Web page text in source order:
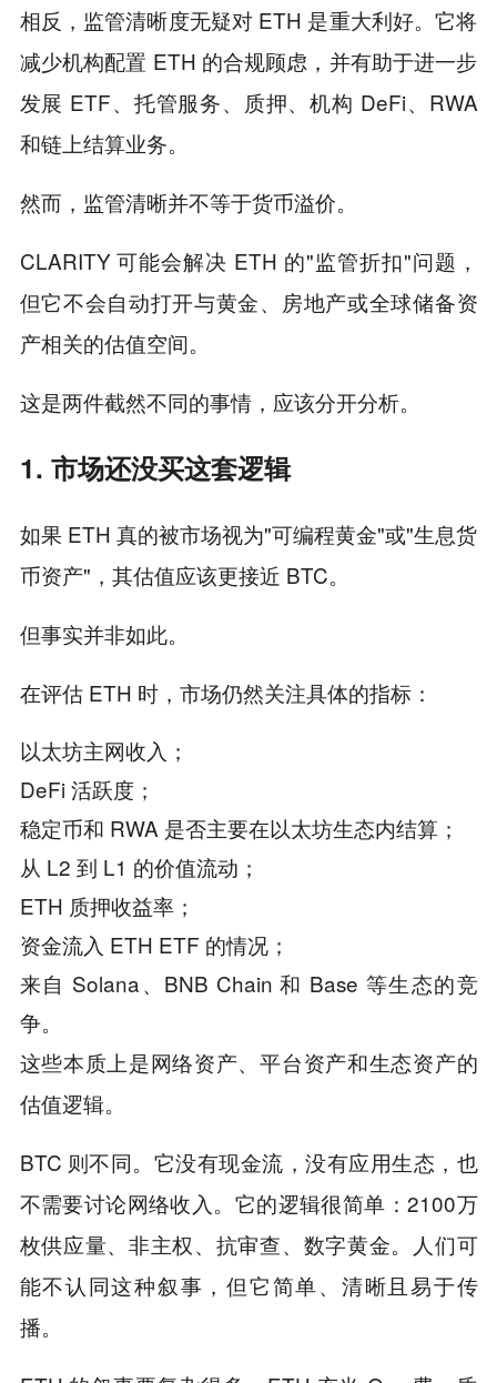
相反，监管清晰度无疑对 ETH 是重大利好。它将
减少机构配置 ETH 的合规顾虑，并有助于进一步
发展 ETF、托管服务、质押、机构 DeFi、RWA
和链上结算业务。
然而，监管清晰并不等于货币溢价。
CLARITY 可能会解决 ETH 的"监管折扣"问题，
但它不会自动打开与黄金、房地产或全球储备资
产相关的估值空间。
这是两件截然不同的事情，应该分开分析。
1. 市场还没买这套逻辑
如果 ETH 真的被市场视为"可编程黄金"或"生息货
币资产"，其估值应该更接近 BTC。
但事实并非如此。
在评估 ETH 时，市场仍然关注具体的指标：
以太坊主网收入；
DeFi 活跃度；
稳定币和 RWA 是否主要在以太坊生态内结算；
从 L2 到 L1 的价值流动；
ETH 质押收益率；
资金流入 ETH ETF 的情况；
来自 Solana、BNB Chain 和 Base 等生态的竞
争。
这些本质上是网络资产、平台资产和生态资产的
估值逻辑。
BTC 则不同。它没有现金流，没有应用生态，也
不需要讨论网络收入。它的逻辑很简单：2100万
枚供应量、非主权、抗审查、数字黄金。人们可
能不认同这种叙事，但它简单、清晰且易于传
播。